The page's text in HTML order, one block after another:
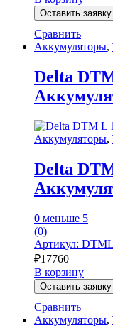
Оставить заявку
Сравнить
Аккумуляторы,
Delta
Аккумуляторы,
Delta
0 меньше 5
(0)
Артикул:
₽17760
В корзину
Оставить заявку
Сравнить
Аккумуляторы,